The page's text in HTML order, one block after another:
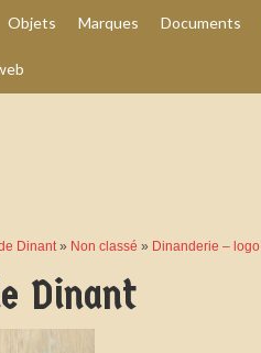
Objets Marques Documents
Dinant» Non classé » Dinanderie – logo
Dinant